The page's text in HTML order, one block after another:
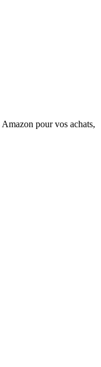
pour vos achats,